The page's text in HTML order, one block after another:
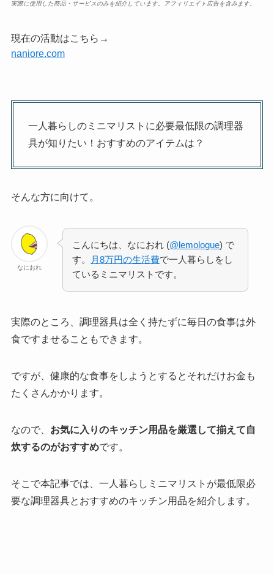
実際に使用した商品・サービスのみを紹介しています。アフィリエイト広告を含みます。
現在の活動はこちら→
naniore.com
一人暮らしのミニマリストに必要最低限の調理器
具が知りたい！おすすめのアイテムは？
そんな方に向けて。
なにおれ
こんにちは、なにおれ (@lemologue) で
す。
月8万円の生活費で一人暮らしをし
ているミニマリストです。
実際のところ、調理器具は全く持たずに毎日の食事は外
食ですませることもできます。
ですが、健康的な食事をしようとするとそれだけお金も
たくさんかかります。
なので、 お気に入りのキッチン用品を厳選して揃えて自
炊するのがおすすめです。
そこで本記事では、一人暮らしミニマリストが最低限必
要な調理器具とおすすめのキッチン用品を紹介します。